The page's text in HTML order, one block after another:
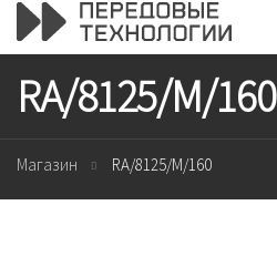
RA/8125/M/160
Магазин RA/8125/M/160